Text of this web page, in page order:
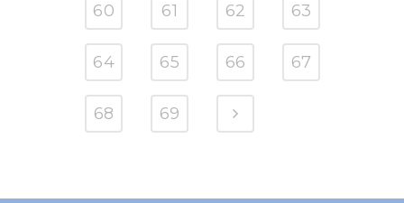
60 61 62 63
64 65 66 67
68 69